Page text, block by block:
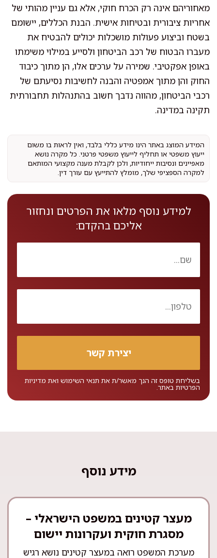
מאחוריהם אינה רק הכרח חוקי, אלא גם עניין מהותי של
אחריות ציבורית ובטיחות אישית. הבנת הכללים, יישומם
בשטח וביצוע פעולות מושכלות יכולים להבטיח את
מעברו הבטוח של רכב הביטחון ולסייע במילוי משימתו
באופן אפקטיבי. שמירה על ערכים אלו, הן מתוך כיבוד
החוק והן מתוך אמפטיה והבנה לחשיבות נסיעתם של
רכבי הביטחון, מהווה נדבך חשוב בהתנהלות תחבורתית
תקינה במדינה.
המידע המוצג באתר הינו מידע כללי בלבד, ואין לראות בו משום
ייעוץ משפטי או תחליף לייעוץ משפטי פרטני. כל מקרה נושא
מאפיינים ונסיבות ייחודיות, ולכן לקבלת מענה מקצועי המותאם
למקרה הספציפי שלך, מומלץ להתייעץ עם עורך דין.
למידע נוסף מלאו את הפרטים ונחזור
אליכם בהקדם:
בשליחת טופס זה הנך מאשר/ת את תנאי השימוש ואת מדיניות
הפרטיות באתר.
מידע נוסף
מעצר קטינים במשפט הישראלי –
מסגרת חוקית ועקרונות יישום
מערכת המשפט רואה במעצר קטינים נושא רגיש